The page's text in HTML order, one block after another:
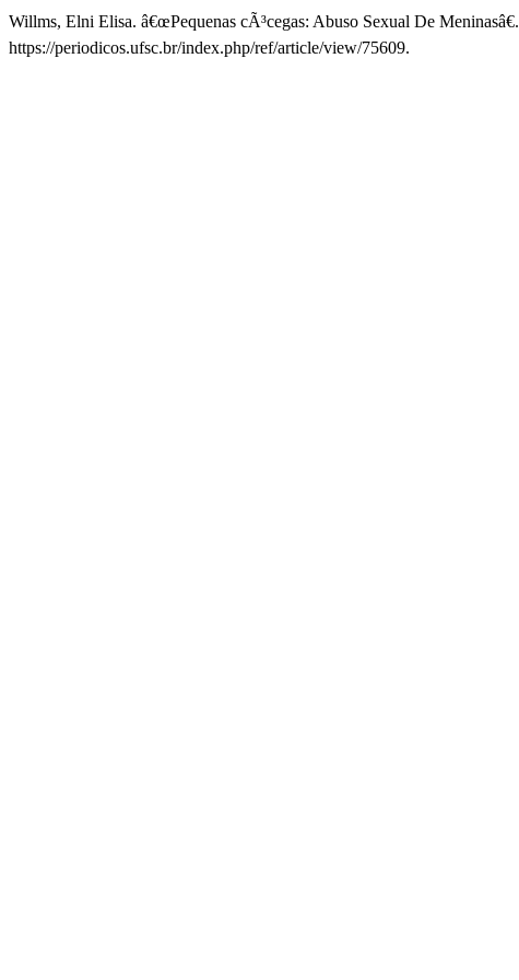
Willms, Elni Elisa. â€œPequenas cÃ³cegas: Abuso Sexual De Meninasâ€.
https://periodicos.ufsc.br/index.php/ref/article/view/75609.